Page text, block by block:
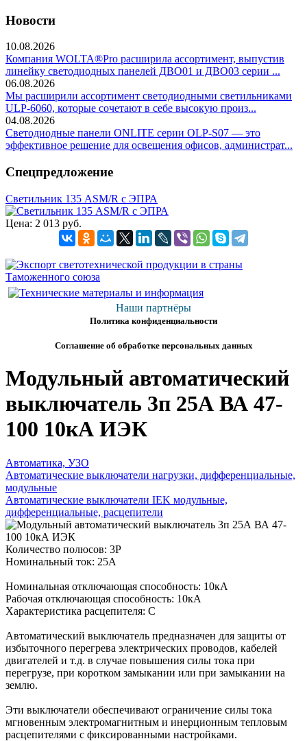
Новости
10.08.2026
Компания WOLTA®Pro расширила ассортимент, выпустив
линейку светодиодных панелей ДВО01 и ДВО03 серии ...
06.08.2026
Мы расширили ассортимент светодиодными светильниками
ULP-6060, которые сочетают в себе высокую произ...
04.08.2026
Светодиодные панели ONLITE серии OLP-S07 — это
эффективное решение для освещения офисов, администрат...
Спецпредложение
Светильник 135 ASM/R с ЭПРА
Цена: 2 013 руб.
Наши партнёры
Политика конфиденциальности
Соглашение об обработке персональных данных
Модульный автоматический
выключатель 3п 25А ВА 47-
100 10кА ИЭК
Автоматика, УЗО
Автоматические выключатели нагрузки, дифференциальные,
модульные
Автоматические выключатели IEK модульные,
дифференциальные, расцепители
Количество полюсов: 3P
Номинальный ток: 25А
Номинальная отключающая способность: 10кА
Рабочая отключающая способность: 10кА
Характеристика расцепителя: С
Автоматический выключатель предназначен для защиты от
избыточного перегрева электрических проводов, кабелей
двигателей и т.д. в случае повышения силы тока при
перегрузе, при коротком замыкании или при замыкании на
землю.
Эти выключатели обеспечивают ограничение силы тока
мгновенным электромагнитным и инерционным тепловым
расцепителями с фиксированными настройками.